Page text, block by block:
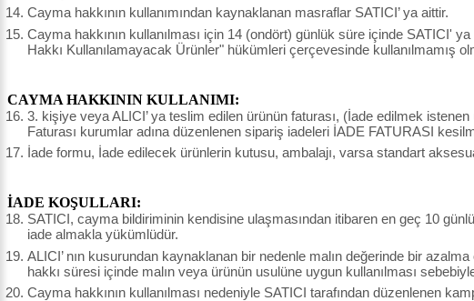
Cayma hakkının kullanımından kaynaklanan masraflar SATICI’ ya aittir.
Cayma hakkının kullanılması için 14 (ondört) günlük süre içinde SATICI'
Hakkı Kullanılamayacak Ürünler" hükümleri çerçevesinde kullanılmamış
CAYMA HAKKININ KULLANIMI:
3. kişiye veya ALICI’ ya teslim edilen ürünün faturası, (İade edilmek
Faturası kurumlar adına düzenlenen sipariş iadeleri İADE FATURASI
İade formu, İade edilecek ürünlerin kutusu, ambalajı, varsa standart
İADE KOŞULLARI:
SATICI, cayma bildiriminin kendisine ulaşmasından itibaren en geç 10
iade almakla yükümlüdür.
ALICI’ nın kusurundan kaynaklanan bir nedenle malın değerinde bir
hakkı süresi içinde malın veya ürünün usulüne uygun kullanılması
Cayma hakkının kullanılması nedeniyle SATICI tarafından düzenlenen